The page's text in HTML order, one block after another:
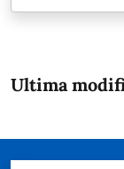
Ultima